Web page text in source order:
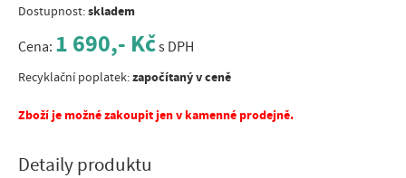
Dostupnost:skladem
Cena: 1 690,- Kčs DPH
Recyklační poplatek:započítaný v ceně
Zboží je možné zakoupit jen v kamenné prodejně.
Detaily produktu